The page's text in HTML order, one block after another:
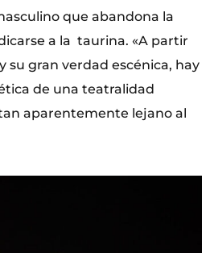
que abandona la
a la taurina. «A partir
su gran verdad escénica, hay
de una teatralidad
aparentemente lejano al